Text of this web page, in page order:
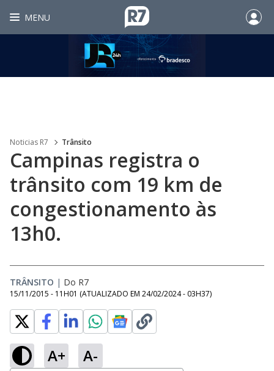
MENU
Noticias R7 Trânsito
Campinas registra o
trânsito com 19 km de
congestionamento às
13h0.
TRÂNSITO | Do R7
15/11/2015 - 11H01 (ATUALIZADO EM 24/02/2024 - 03H37)
A+ A-